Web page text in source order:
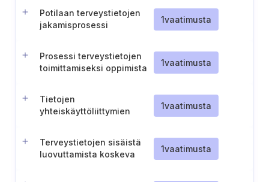
Potilaan terveystietojen
jakamisprosessi
1vaatimusta
Prosessi terveystietojen
toimittamiseksi oppimista
1vaatimusta
Tietojen
yhteiskäyttöliittymien
1vaatimusta
Terveystietojen sisäistä
luovuttamista koskeva
1vaatimusta